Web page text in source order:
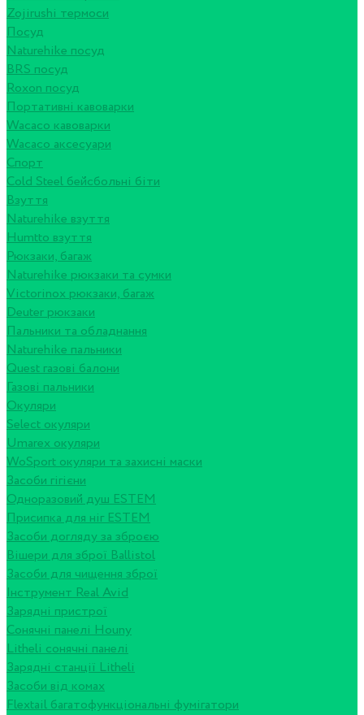
Zojirushi термоси
Посуд
Naturehike посуд
BRS посуд
Roxon посуд
Портативні кавоварки
Wacaco кавоварки
Wacaco аксесуари
Спорт
Cold Steel бейсбольні біти
Взуття
Naturehike взуття
Humtto взуття
Рюкзаки, багаж
Naturehike рюкзаки та сумки
Victorinox рюкзаки, багаж
Deuter рюкзаки
Пальники та обладнання
Naturehike пальники
Quest газові балони
Газові пальники
Окуляри
Select окуляри
Umarex окуляри
WoSport окуляри та захисні маски
Засоби гігієни
Одноразовий душ ESTEM
Присипка для ніг ESTEM
Засоби догляду за зброєю
Вішери для зброї Ballistol
Засоби для чищення зброї
Інструмент Real Avid
Зарядні пристрої
Сонячні панелі Houny
Litheli сонячні панелі
Зарядні станції Litheli
Засоби від комах
Flextail багатофункціональні фумігатори